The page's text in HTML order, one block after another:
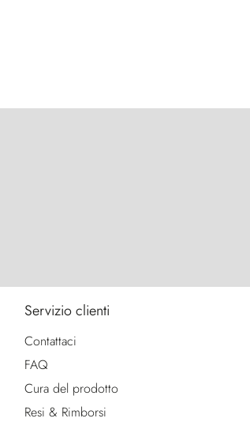
Servizio clienti
Contattaci
FAQ
Cura del prodotto
Resi & Rimborsi